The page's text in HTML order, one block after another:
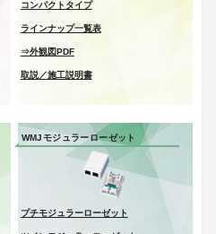
コンパクトタイプ
ラインナップ一覧表
⇒外観図PDF
取説／施工説明書
WMJモジュラーローゼット
プチモジュラーローゼット